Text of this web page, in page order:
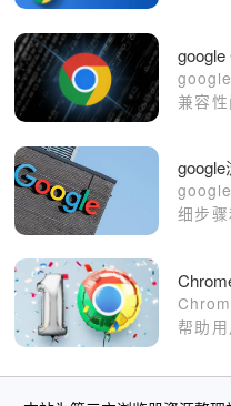
兼容
细步
户体
帮助